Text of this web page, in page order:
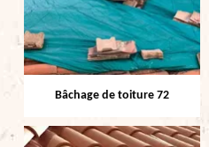
Bâchage de toiture 72